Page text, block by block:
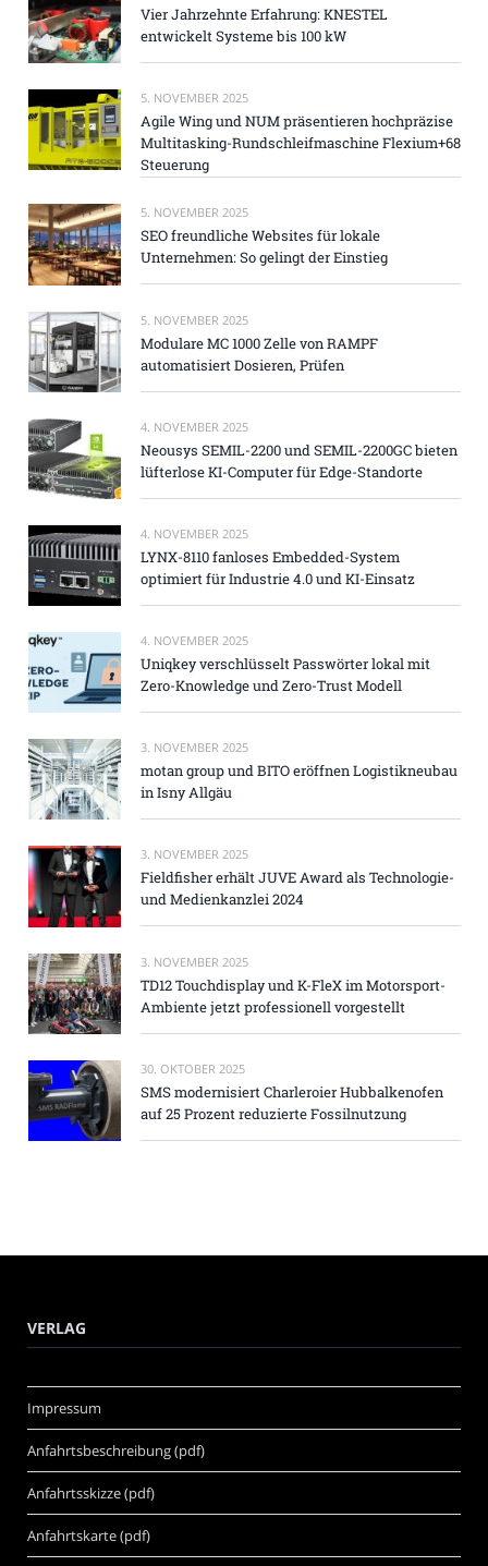
Vier Jahrzehnte Erfahrung: KNESTEL
entwickelt Systeme bis 100 kW
5. NOVEMBER 2025
Agile Wing und NUM präsentieren hochpräzise
Multitasking-Rundschleifmaschine Flexium+68
Steuerung
5. NOVEMBER 2025
SEO freundliche Websites für lokale
Unternehmen: So gelingt der Einstieg
5. NOVEMBER 2025
Modulare MC 1000 Zelle von RAMPF
automatisiert Dosieren, Prüfen
4. NOVEMBER 2025
Neousys SEMIL-2200 und SEMIL-2200GC bieten
lüfterlose KI-Computer für Edge-Standorte
4. NOVEMBER 2025
LYNX-8110 fanloses Embedded-System
optimiert für Industrie 4.0 und KI-Einsatz
4. NOVEMBER 2025
Uniqkey verschlüsselt Passwörter lokal mit
Zero-Knowledge und Zero-Trust Modell
3. NOVEMBER 2025
motan group und BITO eröffnen Logistikneubau
in Isny Allgäu
3. NOVEMBER 2025
Fieldfisher erhält JUVE Award als Technologie-
und Medienkanzlei 2024
3. NOVEMBER 2025
TD12 Touchdisplay und K-FleX im Motorsport-
Ambiente jetzt professionell vorgestellt
30. OKTOBER 2025
SMS modernisiert Charleroier Hubbalkenofen
auf 25 Prozent reduzierte Fossilnutzung
VERLAG
Impressum
Anfahrtsbeschreibung (pdf)
Anfahrtsskizze (pdf)
Anfahrtskarte (pdf)